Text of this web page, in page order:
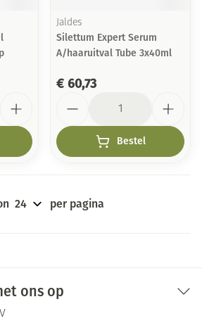
Jaldes
Silettum Expert Serum
A/haaruitval Tube 3x40ml
€ 60,73
Bestel
per pagina
ons op